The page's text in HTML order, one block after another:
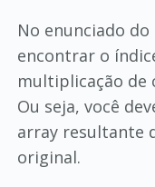
No enunciado
encontrar o
multiplicação de
Ou seja, você
array resultante
original.